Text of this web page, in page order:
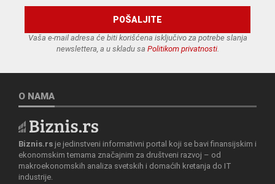
Vaša e-mail adresa će biti korišćena isključivo za potrebe slanja
newslettera, a u skladu sa Politikom privatnosti.
O NAMA
Biznis.rs je jedinstveni informativni portal koji se bavi finansijskim i
ekonomskim temama značajnim za društveni razvoj – od
makroekonomskih analiza svetskih i domaćih kretanja do IT
industrije.